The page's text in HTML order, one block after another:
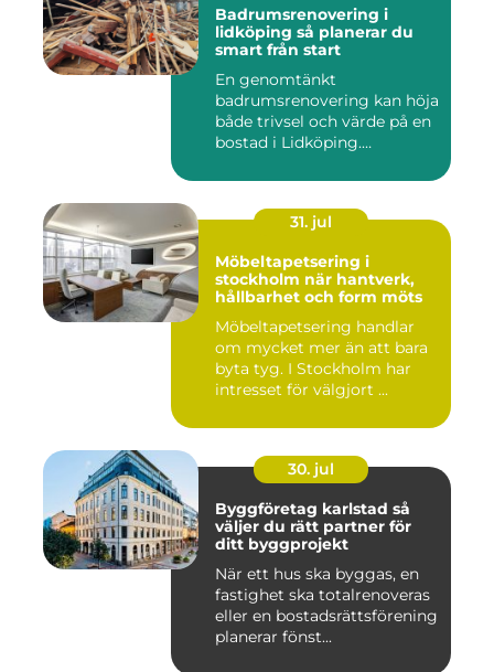
Badrumsrenovering i
lidköping så planerar du
smart från start
En genomtänkt
badrumsrenovering kan höja
både trivsel och värde på en
bostad i Lidköping.
31. jul
Möbeltapetsering i
stockholm när hantverk,
hållbarhet och form möts
Möbeltapetsering handlar
om mycket mer än att bara
byta tyg. I Stockholm har
intresset för välgjort ...
30. jul
Byggföretag karlstad så
väljer du rätt partner för
ditt byggprojekt
När ett hus ska byggas, en
fastighet ska totalrenoveras
eller en bostadsrättsförening
planerar fönst...